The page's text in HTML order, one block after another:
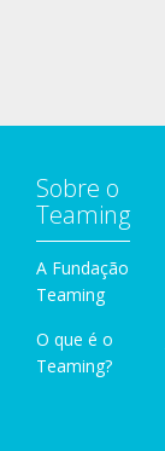
Sobre o
Teaming
A Fundação
Teaming
O que é o
Teaming?